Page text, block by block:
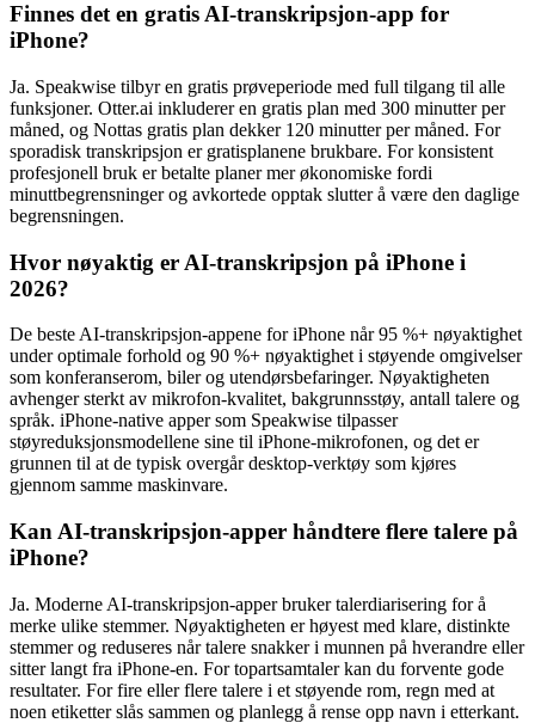
Finnes det en gratis AI-transkripsjon-app for
iPhone?
Ja. Speakwise tilbyr en gratis prøveperiode med full tilgang til alle
funksjoner. Otter.ai inkluderer en gratis plan med 300 minutter per
måned, og Nottas gratis plan dekker 120 minutter per måned. For
sporadisk transkripsjon er gratisplanene brukbare. For konsistent
profesjonell bruk er betalte planer mer økonomiske fordi
minuttbegrensninger og avkortede opptak slutter å være den daglige
begrensningen.
Hvor nøyaktig er AI-transkripsjon på iPhone i
2026?
De beste AI-transkripsjon-appene for iPhone når 95 %+ nøyaktighet
under optimale forhold og 90 %+ nøyaktighet i støyende omgivelser
som konferanserom, biler og utendørsbefaringer. Nøyaktigheten
avhenger sterkt av mikrofon-kvalitet, bakgrunnsstøy, antall talere og
språk. iPhone-native apper som Speakwise tilpasser
støyreduksjonsmodellene sine til iPhone-mikrofonen, og det er
grunnen til at de typisk overgår desktop-verktøy som kjøres
gjennom samme maskinvare.
Kan AI-transkripsjon-apper håndtere flere talere på
iPhone?
Ja. Moderne AI-transkripsjon-apper bruker talerdiarisering for å
merke ulike stemmer. Nøyaktigheten er høyest med klare, distinkte
stemmer og reduseres når talere snakker i munnen på hverandre eller
sitter langt fra iPhone-en. For topartsamtaler kan du forvente gode
resultater. For fire eller flere talere i et støyende rom, regn med at
noen etiketter slås sammen og planlegg å rense opp navn i etterkant.